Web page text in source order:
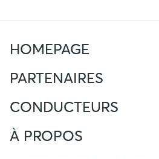
HOMEPAGE
PARTENAIRES
CONDUCTEURS
À PROPOS